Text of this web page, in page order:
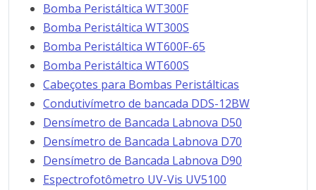
Bomba Peristáltica WT300F
Bomba Peristáltica WT300S
Bomba Peristáltica WT600F-65
Bomba Peristáltica WT600S
Cabeçotes para Bombas Peristálticas
Condutivímetro de bancada DDS-12BW
Densímetro de Bancada Labnova D50
Densímetro de Bancada Labnova D70
Densímetro de Bancada Labnova D90
Espectrofotômetro UV-Vis UV5100